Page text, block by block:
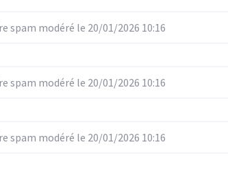
spam modéré le 20/01/2026 10:16
spam modéré le 20/01/2026 10:16
spam modéré le 20/01/2026 10:16